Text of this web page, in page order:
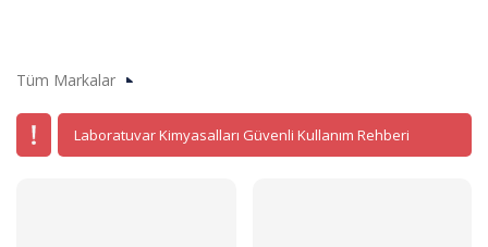
Tüm Markalar
Laboratuvar Kimyasalları Güvenli Kullanım Rehberi